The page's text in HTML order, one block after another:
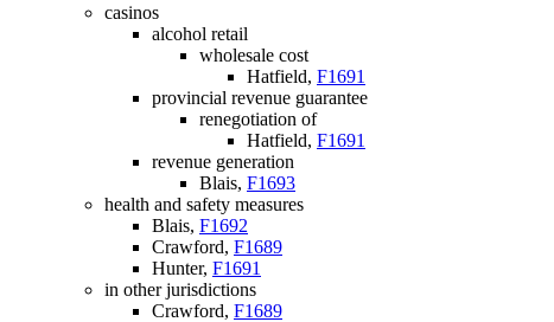
casinos
alcohol retail
wholesale cost
Hatfield, F1691
provincial revenue guarantee
renegotiation of
Hatfield, F1691
revenue generation
Blais, F1693
health and safety measures
Blais, F1692
Crawford, F1689
Hunter, F1691
in other jurisdictions
Crawford, F1689